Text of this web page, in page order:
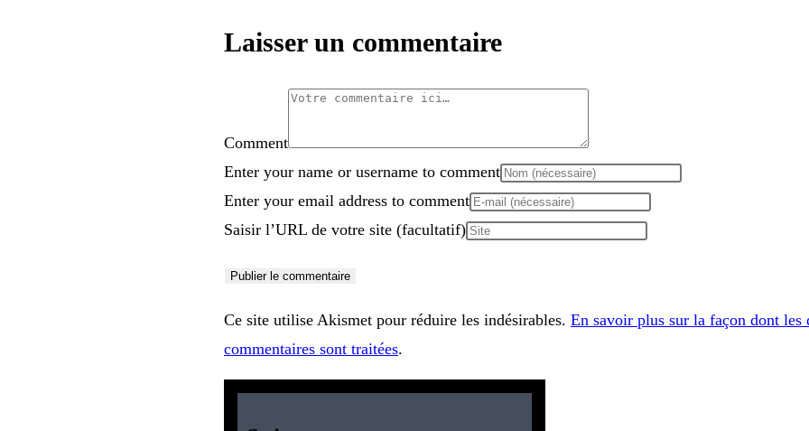
Laisser un commentaire
Comment
Enter your name or username to comment
Enter your email address to comment
Saisir l’URL de votre site (facultatif)
Ce site utilise Akismet pour réduire les indésirables. En savoir plus sur la façon dont les
commentaires sont traitées.